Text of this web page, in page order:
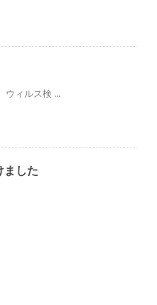
ウィルス検 ...
した